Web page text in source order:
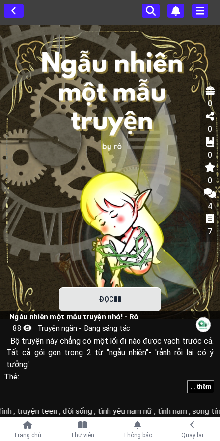
Tiếp tục với
0
0
0
0
4
7
ĐỌC
Ngẫu nhiên một mẫu truyện nhỏ! - Rô
88 Truyện ngắn - Đang sáng tác
... thêm
Bộ truyện này chẳng có một lối đi nào được vạch trước cả.
Tất cả gói gọn trong 2 từ "ngẫu nhiên"- 'rảnh rỗi lại có ý
tưởng'
Thẻ:
,truyện teen,đời sống,tình yêu nam nữ,tình nam,song
Trang chủ Thư viện Thông báo Quay lại